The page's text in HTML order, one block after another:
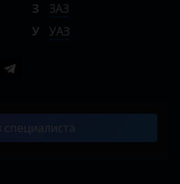
З
ЗАЗ
У
УАЗ
специалиста